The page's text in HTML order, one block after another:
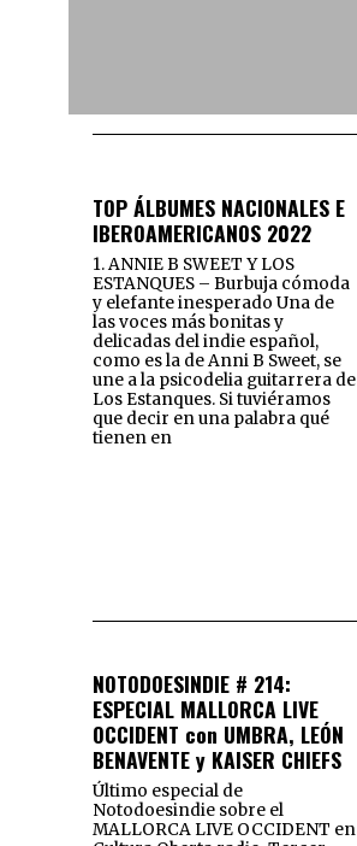
TOP ÁLBUMES NACIONALES E
IBEROAMERICANOS 2022
1. ANNIE B SWEET Y LOS
ESTANQUES – Burbuja cómoda
y elefante inesperado Una de
las voces más bonitas y
delicadas del indie español,
como es la de Anni B Sweet, se
une a la psicodelia guitarrera de
Los Estanques. Si tuviéramos
que decir en una palabra qué
tienen en
NOTODOESINDIE # 214:
ESPECIAL MALLORCA LIVE
OCCIDENT con UMBRA, LEÓN
BENAVENTE y KAISER CHIEFS
Último especial de
Notodoesindie sobre el
MALLORCA LIVE OCCIDENT en